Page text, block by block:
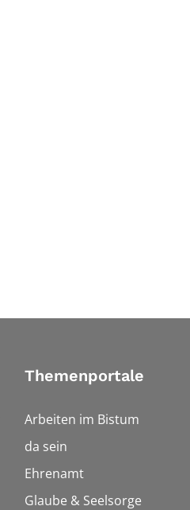
Themenportale
Arbeiten im Bistum
da sein
Ehrenamt
Glaube & Seelsorge